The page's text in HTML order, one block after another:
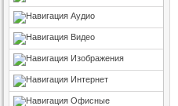
Аудио
Видео
Изображения
Интернет
Офисные